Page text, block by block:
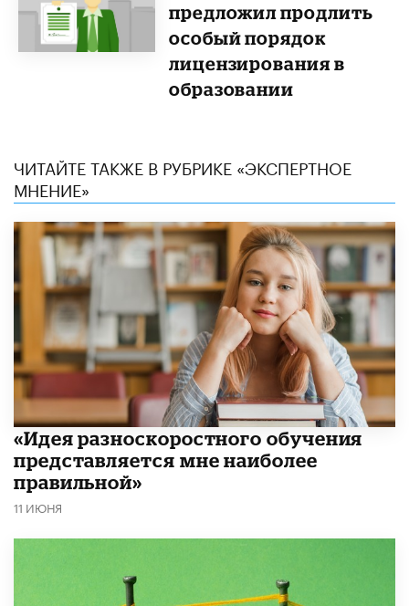
предложил продлить
особый порядок
лицензирования в
образовании
ЧИТАЙТЕ ТАКЖЕ В РУБРИКЕ «ЭКСПЕРТНОЕ
МНЕНИЕ»
«Идея разноскоростного обучения
представляется мне наиболее
правильной»
11 ИЮНЯ